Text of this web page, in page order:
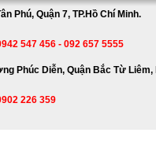
Phú, Quận 7, TP.Hồ Chí Minh.
547 456 - 092 657 5555
Phúc Diễn, Quận Bắc Từ Liêm,
226 359